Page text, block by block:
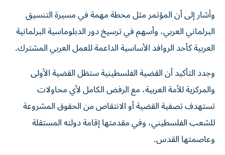
وأشار إلى أن المؤتمر مثل محطة مهمة في مسيرة التنسيق
البرلماني العربي، وأسهم في ترسيخ دور الدبلوماسية البرلمانية
العربية كأحد الروافد الأساسية الداعمة للعمل العربي المشترك.
وجدد التأكيد أن القضية الفلسطينية ستظل القضية الأولى
والمركزية للأمة العربية، مع الرفض الكامل لأي محاولات
تستهدف تصفية القضية أو الانتقاص من الحقوق المشروعة
للشعب الفلسطيني، وفي مقدمتها إقامة دولته المستقلة
وعاصمتها القدس.